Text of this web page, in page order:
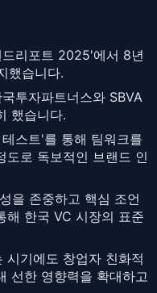
리포트 2025'에서 8년
했습니다.
투자파트너스와 SBVA
했습니다.
스트'를 통해 팀워크를
도로 독보적인 브랜드 인
을 존중하고 핵심 조언
해 한국 VC 시장의 표준
시기에도 창업자 친화적
선한 영향력을 확대하고